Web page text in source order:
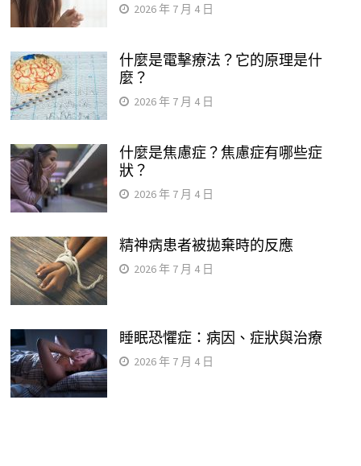
2026 年 7 月 4 日
什麼是電擊療法？它的原理是什
麼？
2026 年 7 月 4 日
什麼是焦慮症？焦慮症有哪些症
狀？
2026 年 7 月 4 日
精神病患者被拋棄時的反應
2026 年 7 月 4 日
睡眠恐懼症：病因、症狀與治療
2026 年 7 月 4 日